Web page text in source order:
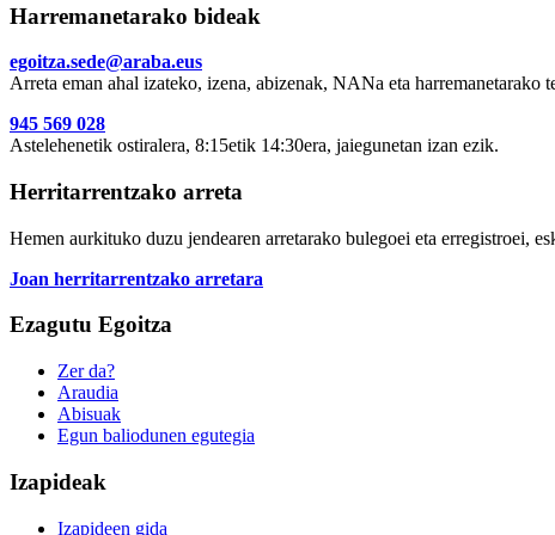
Harremanetarako bideak
egoitza.sede@araba.eus
Arreta eman ahal izateko, izena, abizenak, NANa eta harremanetarako
945 569 028
Astelehenetik ostiralera, 8:15etik 14:30era, jaiegunetan izan ezik.
Herritarrentzako arreta
Hemen aurkituko duzu jendearen arretarako bulegoei eta erregistroei,
Joan herritarrentzako arretara
Ezagutu Egoitza
Zer da?
Araudia
Abisuak
Egun baliodunen egutegia
Izapideak
Izapideen gida